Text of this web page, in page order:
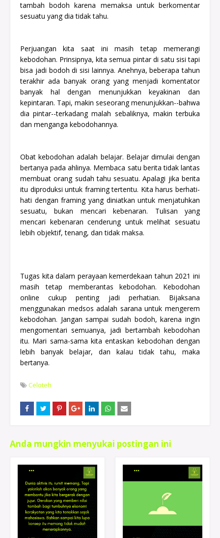
tambah bodoh karena memaksa untuk berkomentar
sesuatu yang dia tidak tahu.
Perjuangan kita saat ini masih tetap memerangi
kebodohan. Prinsipnya, kita semua pintar di satu sisi tapi
bisa jadi bodoh di sisi lainnya. Anehnya, beberapa tahun
terakhir ada banyak orang yang menjadi komentator
banyak hal dengan menunjukkan keyakinan dan
kepintaran. Tapi, makin seseorang menunjukkan--bahwa
dia pintar--terkadang malah sebaliknya, makin terbuka
dan menganga kebodohannya.
Obat kebodohan adalah belajar. Belajar dimulai dengan
bertanya pada ahlinya. Membaca satu berita tidak lantas
membuat orang sudah tahu sesuatu. Apalagi jika berita
itu diproduksi untuk framing tertentu. Kita harus berhati-
hati dengan framing yang diniatkan untuk menjatuhkan
sesuatu, bukan mencari kebenaran. Tulisan yang
mencari kebenaran cenderung untuk melihat sesuatu
lebih objektif, tenang, dan tidak maksa.
Tugas kita dalam perayaan kemerdekaan tahun 2021 ini
masih tetap memberantas kebodohan. Kebodohan
online cukup penting jadi perhatian. Bijaksana
menggunakan medsos adalah sarana untuk mengerem
kebodohan. Jangan sampai sudah bodoh, karena ingin
mengomentari semuanya, jadi bertambah kebodohan
itu. Mari sama-sama kita entaskan kebodohan dengan
lebih banyak belajar, dan kalau tidak tahu, maka
bertanya.
Celoteh
Anda mungkin menyukai postingan ini